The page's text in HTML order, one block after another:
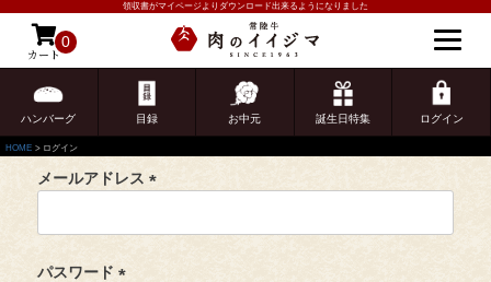
領収書がマイページよりダウンロード出来るようになりました
カート
0
ハンバーグ 目録 お中元 誕生日特集 ログイン
ゲスト 様こんにちは
ログイン
HOME ログイン
ログイン
会員登録がお済みのお客様
メールアドレス
パスワード